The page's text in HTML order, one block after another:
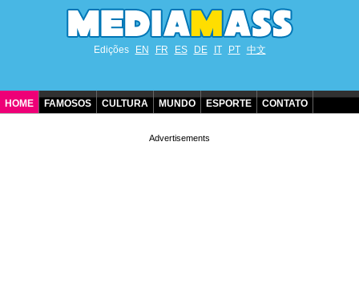
Edições EN FR ES DE IT PT 中文
HOME FAMOSOS CULTURA MUNDO ESPORTE CONTATO